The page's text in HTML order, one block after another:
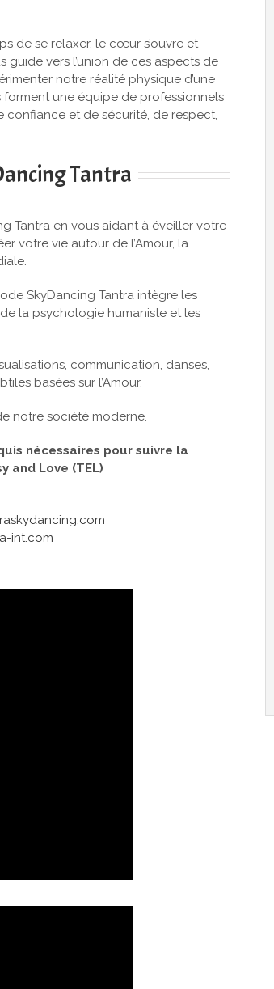
de se relaxer, le cœur s’ouvre et
guide vers l’union de ces aspects de
notre réalité physique d’une
forment une équipe de professionnels
confiance et de sécurité, de respect,
Tantra
Tantra en vous aidant à éveiller votre
votre vie autour de l’Amour, la
SkyDancing Tantra intègre les
la psychologie humaniste et les
communication, danses,
basées sur l’Amour.
notre société moderne.
nécessaires pour suivre la
and Love (TEL)
int.com